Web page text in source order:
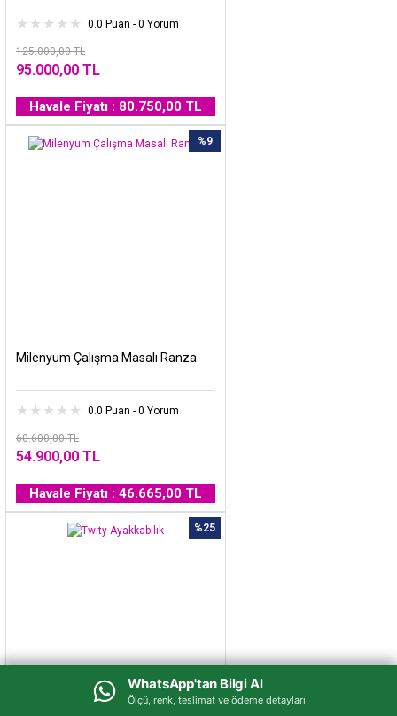
WhatsApp'tan Bilgi Al
Ölçü, renk, teslimat ve ödeme detayları
0.0 Puan - 0 Yorum
125.000,00 TL
95.000,00 TL
Havale Fiyatı : 80.750,00 TL
%9
Milenyum Çalışma Masalı Ranza
0.0 Puan - 0 Yorum
60.600,00 TL
54.900,00 TL
Havale Fiyatı : 46.665,00 TL
%25
WhatsApp'tan Bilgi Al
Ölçü, renk, teslimat ve ödeme detayları